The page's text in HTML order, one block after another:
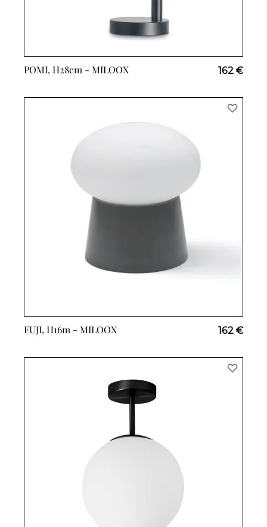
POMI, H28cm - MILOOX 162 €
FUJI, H16m - MILOOX 162 €